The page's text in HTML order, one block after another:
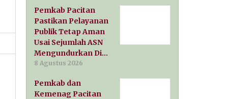
Pemkab Pacitan
Pastikan Pelayanan
Publik Tetap Aman
Usai Sejumlah ASN
Mengundurkan Di…
8 Agustus 2026
Pemkab dan
Kemenag Pacitan